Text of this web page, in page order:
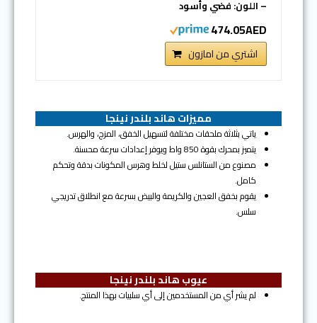
– اللون: فضي وأسود
474.05AED
اشتري من امازون
مميزات هاند بلندر نينجا
ياتي بثلاثة ملحقات مختلفة لتسهيل الخفق، المزج، والهرس.
يتميز بمحرك بقوة 850 واط ويوفر إعدادات سرعة محسنة.
مصنوع من الستانلس ستيل لخلط وهرس المكونات بدقة وتحكم
كامل.
يقوم بخفق العجين والكريمة والبيض بسرعة مع انطلاق تدريجي
سلس.
عيوب هاند بلندر نينجا
لم يشر أي من المستخدمين إلى أي سلبيات بهذا المنتج.